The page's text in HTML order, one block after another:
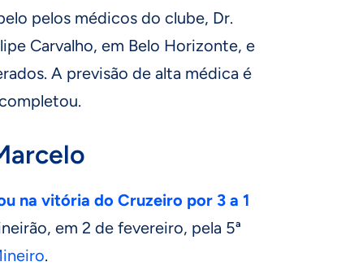
pelos médicos do clube, Dr.
Carvalho, em Belo Horizonte, e
A previsão de alta médica é
na vitória do Cruzeiro por 3 a 1
em 2 de fevereiro, pela 5ª
.